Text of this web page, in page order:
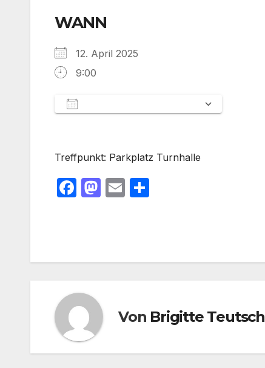
WANN
12. April 2025
9:00
Treffpunkt: Parkplatz Turnhalle
F
b
o
k
M
d
n
E
Von Brigitte Teutsch